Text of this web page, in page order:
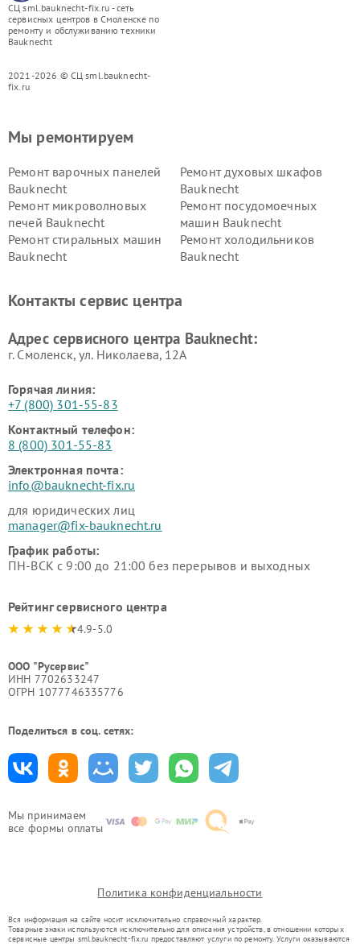
СЦ sml.bauknecht-fix.ru - сеть
сервисных центров в Смоленске по
ремонту и обслуживанию техники
Bauknecht
2021-2026 © СЦ sml.bauknecht-
fix.ru
Мы принимаем
все формы оплаты
Мы ремонтируем
Ремонт варочных панелей
Bauknecht
Ремонт духовых шкафов
Bauknecht
Ремонт микроволновых
печей Bauknecht
Ремонт посудомоечных
машин Bauknecht
Ремонт стиральных машин
Bauknecht
Ремонт холодильников
Bauknecht
Контакты сервис центра
Адрес сервисного центра Bauknecht:
г. Смоленск, ул. Николаева, 12А
Горячая линия:
+7 (800) 301-55-83
Контактный телефон:
8 (800) 301-55-83
Электронная почта:
info@bauknecht-fix.ru
для юридических лиц
manager@fix-bauknecht.ru
График работы:
ПН-ВСК с 9:00 до 21:00 без перерывов и выходных
Рейтинг сервисного центра
4.9-5.0
ООО "Русервис"
ИНН 7702633247
ОГРН 1077746335776
Поделиться в соц. сетях:
Политика конфиденциальности
Вся информация на сайте носит исключительно справочный характер.
Товарные знаки используются исключительно для описания устройств, в отношении которых
сервисные центры sml.bauknecht-fix.ru предоставляют услуги по ремонту. Услуги оказываются